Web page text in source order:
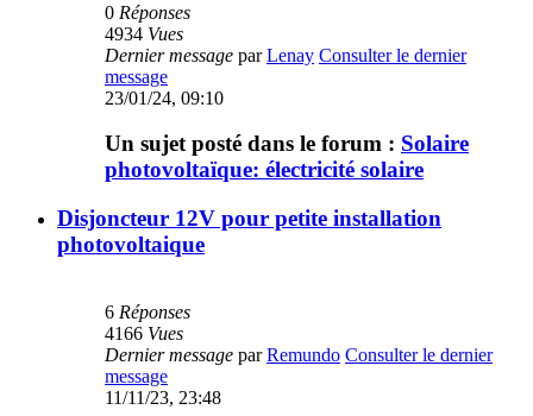
0 Réponses
4934 Vues
Dernier message parLenay Consulter le dernier
message
23/01/24, 09:10
Un sujet posté dans le forum : Solaire
photovoltaïque: électricité solaire
Disjoncteur 12V pour petite installation
photovoltaique
6 Réponses
4166 Vues
Dernier message parRemundo Consulter le dernier
message
11/11/23, 23:48